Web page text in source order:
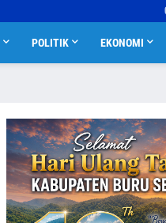
POLITIK EKONOMI